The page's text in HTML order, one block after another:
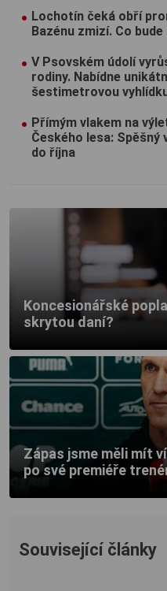
Lochotín čeká obří
Bazénu zmizí. Co
V Psovském údolí
rodiny. Nabídne
šestimetrovou
Přímým vlakem na
Českého lesa:
do října
Koncesionářské
skrytou daní?
Zápas jsme měli mít
po své premiéře
Související články